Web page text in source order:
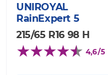
UNIROYAL
RainExpert 5
215/65 R16 98 H
4,6/5